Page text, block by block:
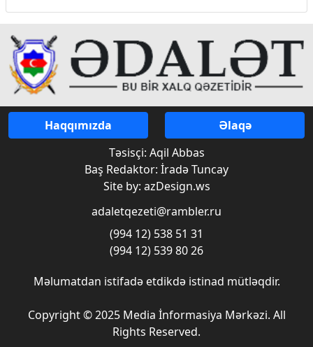
Haqqımızda
Əlaqə
Təsisçi: Aqil Abbas
Baş Redaktor: İradə Tuncay
Site by: azDesign.ws
adaletqezeti@rambler.ru
(994 12) 538 51 31
(994 12) 539 80 26
Məlumatdan istifadə etdikdə istinad mütləqdir.
Copyright © 2025 Media İnformasiya Mərkəzi. All
Rights Reserved.